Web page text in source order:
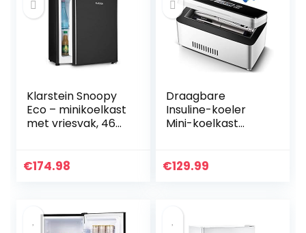
Klarstein Snoopy
Eco – minikoelkast
met vriesvak, 46
energiebesparend,
€174.98
Draagbare
Insuline-koeler
Mini-koelkast
° C voor Reisauto
€129.99